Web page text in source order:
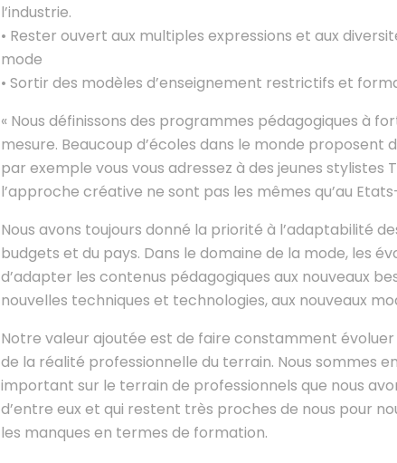
l’industrie.
• Rester ouvert aux multiples expressions et aux
mode
• Sortir des modèles d’enseignement restrictifs et
« Nous définissons des programmes pédagogiques à
mesure. Beaucoup d’écoles dans le monde
par exemple vous vous adressez à des jeunes stylistes
l’approche créative ne sont pas les mêmes qu’au
Nous avons toujours donné la priorité à l’adaptabilité
budgets et du pays. Dans le domaine de la mode, les
d’adapter les contenus pédagogiques aux nouveaux
nouvelles techniques et technologies, aux nouveaux
Notre valeur ajoutée est de faire constamment
de la réalité professionnelle du terrain. Nous sommes
important sur le terrain de professionnels que nous
d’entre eux et qui restent très proches de nous pour
les manques en termes de formation.